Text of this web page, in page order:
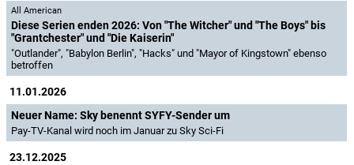
All American
Diese Serien enden 2026: Von "The Witcher" und "The Boys" bis
"Grantchester" und "Die Kaiserin"
"Outlander", "Babylon Berlin", "Hacks" und "Mayor of Kingstown" ebenso
betroffen
11.01.2026
Neuer Name: Sky benennt SYFY-Sender um
Pay-TV-Kanal wird noch im Januar zu Sky Sci-Fi
23.12.2025